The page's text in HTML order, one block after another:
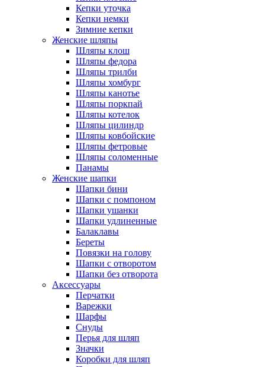
Кепки уточка
Кепки немки
Зимние кепки
Женские шляпы
Шляпы клош
Шляпы федора
Шляпы трилби
Шляпы хомбург
Шляпы канотье
Шляпы поркпай
Шляпы котелок
Шляпы цилиндр
Шляпы ковбойские
Шляпы фетровые
Шляпы соломенные
Панамы
Женские шапки
Шапки бини
Шапки с помпоном
Шапки ушанки
Шапки удлиненные
Балаклавы
Береты
Повязки на голову
Шапки с отворотом
Шапки без отворота
Аксессуары
Перчатки
Варежки
Шарфы
Снуды
Перья для шляп
Значки
Коробки для шляп